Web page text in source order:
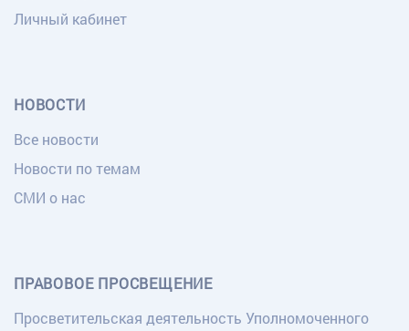
Личный кабинет
НОВОСТИ
Все новости
Новости по темам
СМИ о нас
ПРАВОВОЕ ПРОСВЕЩЕНИЕ
Просветительская деятельность Уполномоченного